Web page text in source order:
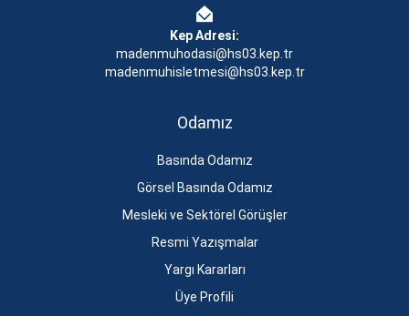
Kep Adresi:
madenmuhodasi@hs03.kep.tr
madenmuhisletmesi@hs03.kep.tr
Odamız
Basında Odamız
Görsel Basında Odamız
Mesleki ve Sektörel Görüşler
Resmi Yazışmalar
Yargı Kararları
Üye Profili